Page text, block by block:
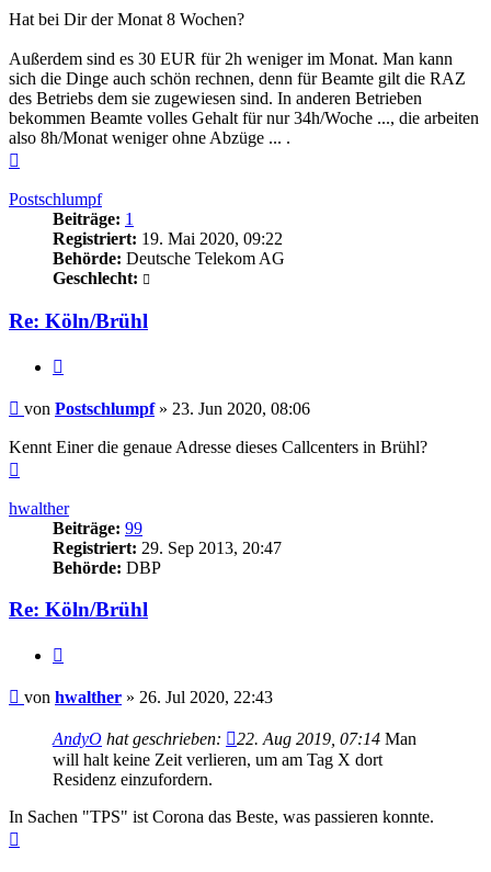
Hat bei Dir der Monat 8 Wochen?
Außerdem sind es 30 EUR für 2h weniger im Monat. Man kann
sich die Dinge auch schön rechnen, denn für Beamte gilt die RAZ
des Betriebs dem sie zugewiesen sind. In anderen Betrieben
bekommen Beamte volles Gehalt für nur 34h/Woche ..., die arbeiten
also 8h/Monat weniger ohne Abzüge ... .
Postschlumpf
Beiträge: 1
Registriert: 19. Mai 2020, 09:22
Behörde: Deutsche Telekom AG
Geschlecht:
Re: Köln/Brühl
Beitrag
von Postschlumpf» 23. Jun 2020, 08:06
Kennt Einer die genaue Adresse dieses Callcenters in Brühl?
hwalther
Beiträge: 99
Registriert: 29. Sep 2013, 20:47
Behörde: DBP
Re: Köln/Brühl
Beitrag
von hwalther » 26. Jul 2020, 22:43
AndyO hat geschrieben: 22. Aug 2019, 07:14 Man
will halt keine Zeit verlieren, um am Tag X dort
Residenz einzufordern.
In Sachen "TPS" ist Corona das Beste, was passieren konnte.